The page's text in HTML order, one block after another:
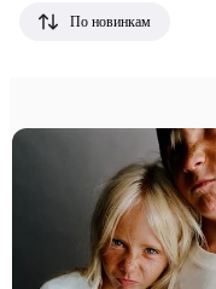
По новинкам